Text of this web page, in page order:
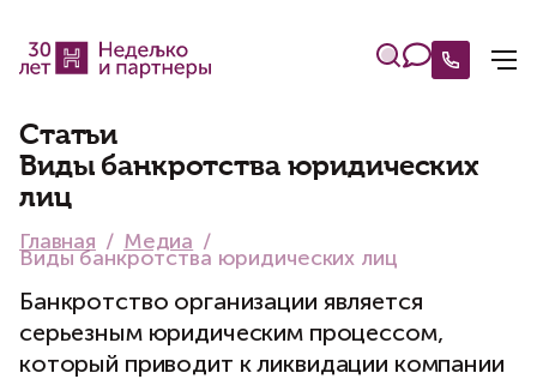
Статьи
Виды банкротства юридических
лиц
Главная Медиа
Виды банкротства юридических лиц
Банкротство организации является
серьезным юридическим процессом,
который приводит к ликвидации компании